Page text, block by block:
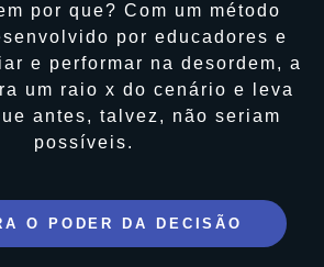
por que? Com um método
por educadores e
e performar na desordem, a
um raio x do cenário e leva
antes, talvez, não seriam
possíveis.
O PODER DA DECISÃO